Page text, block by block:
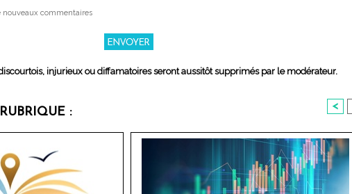
nouveaux commentaires
injurieux ou diffamatoires seront aussitôt supprimés par le modérateur.
: <